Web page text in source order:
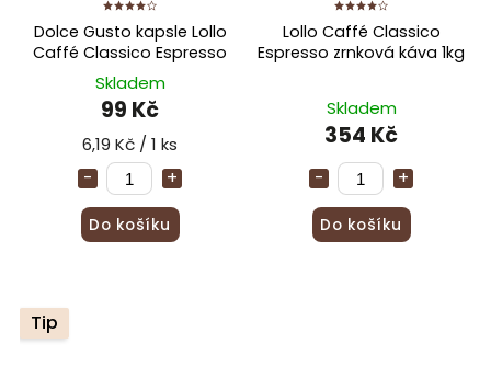
Dolce Gusto kapsle Lollo
Caffé Classico Espresso
Skladem
99 Kč
6,19 Kč / 1 ks
Do košíku
Lollo Caffé Classico
Espresso zrnková káva 1kg
Skladem
354 Kč
Do košíku
Tip